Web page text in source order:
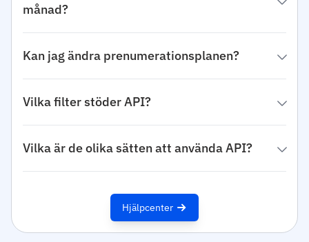
månad?
Kan jag ändra prenumerationsplanen?
Vilka filter stöder API?
Vilka är de olika sätten att använda API?
Hjälpcenter